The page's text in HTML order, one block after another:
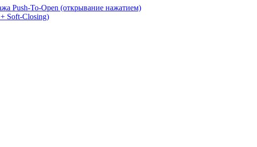
Push-To-Open (открывание нажатием)
Soft-Closing)